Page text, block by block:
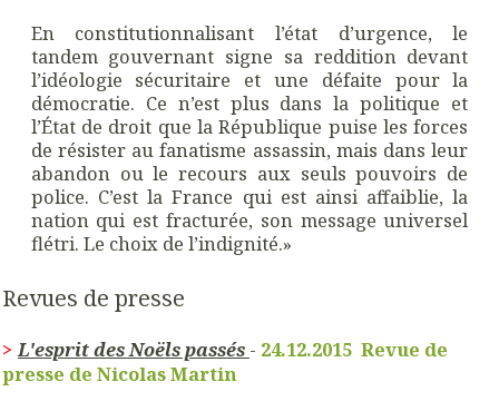
En constitutionnalisant l’état d’urgence, le
tandem gouvernant signe sa reddition devant
l’idéologie sécuritaire et une défaite pour la
démocratie. Ce n’est plus dans la politique et
l’État de droit que la République puise les forces
de résister au fanatisme assassin, mais dans leur
abandon ou le recours aux seuls pouvoirs de
police. C’est la France qui est ainsi affaiblie, la
nation qui est fracturée, son message universel
flétri. Le choix de l’indignité.»
Revues de presse
> L'esprit des Noëls passés - 24.12.2015 Revue de
presse de Nicolas Martin